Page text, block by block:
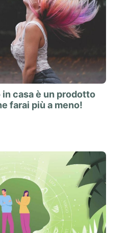
casa è un prodotto
farai più a meno!